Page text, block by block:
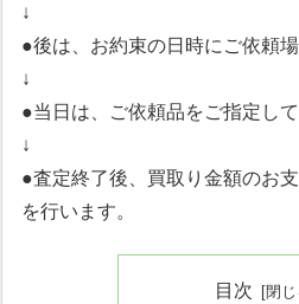
↓
●後は、お約束の日時にご依頼
↓
●当日は、ご依頼品をご指定し
↓
●査定終了後、買取り金額のお
を行います。
目次